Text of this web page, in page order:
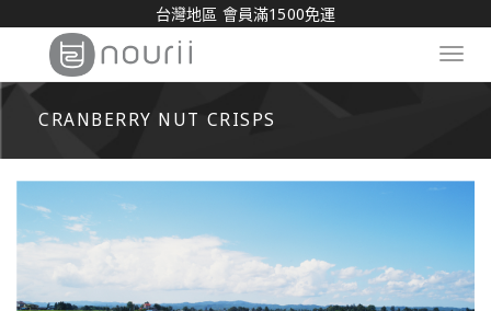
台灣地區 會員滿1500免運
CRANBERRY NUT CRISPS